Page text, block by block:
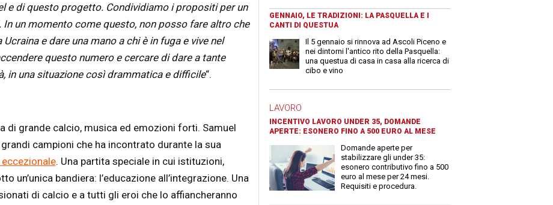
e di questo progetto. Condividiamo i propositi per un
un momento come questo, non posso fare altro che
e dare una mano a chi è in fuga e vive nel
questo numero e cercare di dare a tante
in una situazione così drammatica e difficile“.
di grande calcio, musica ed emozioni forti. Samuel
campioni che ha incontrato durante la sua
. Una partita speciale in cui istituzioni,
un’unica bandiera: l’educazione all’integrazione. Una
di calcio e a tutti gli eroi che lo affiancheranno
GENNAIO, LE TRADIZIONI: LA PASQUELLA E I
CANTI DI QUESTUA
Il 5 gennaio si rinnova ad Ascoli Piceno e
nei dintorni l'antico rito della Pasquella:
una questua di casa in casa alla ricerca di
cibo e vino
LAVORO
INCENTIVO LAVORO UNDER 35, DOMANDE
APERTE: ESONERO FINO A 500 EURO AL MESE
Domande aperte per
stabilizzare gli under 35:
esonero contributivo fino a 500
euro al mese per 24 mesi.
Requisiti e procedura.